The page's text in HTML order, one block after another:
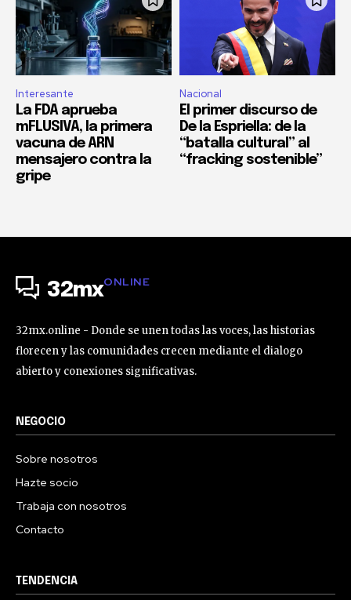
Interesante
La FDA aprueba
mFLUSIVA, la primera
vacuna de ARN
mensajero contra la
gripe
Nacional
El primer discurso de
De la Espriella: de la
“batalla cultural” al
“fracking sostenible”
32mxONLINE
32mx.online - Donde se unen todas las voces, las historias
florecen y las comunidades crecen mediante el dialogo
abierto y conexiones significativas.
NEGOCIO
Sobre nosotros
Hazte socio
Trabaja con nosotros
Contacto
TENDENCIA